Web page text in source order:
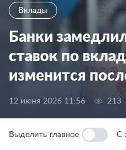
Вклады
Банки
ставок по
изменится
12 июня 2026 11:56 213
Выделить главное С